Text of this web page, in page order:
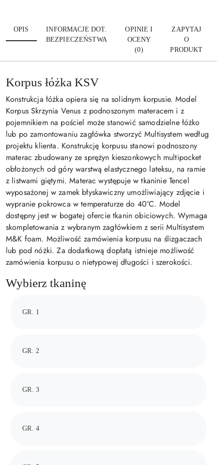
OPIS
INFORMACJE DOT.
BEZPIECZEŃSTWA
OPINIE I
OCENY
(0)
ZAPYTAJ
O
PRODUKT
Korpus łóżka KSV
Konstrukcja łóżka opiera się na solidnym korpusie. Model
Korpus Skrzynia Venus z podnoszonym materacem i z
pojemnikiem na pościel może stanowić samodzielne łóżko
lub po zamontowaniu zagłówka stworzyć Multisystem według
projektu klienta. Konstrukcję korpusu stanowi podnoszony
materac zbudowany ze sprężyn kieszonkowych multipocket
obłożonych od góry warstwą elastycznego lateksu, na ramie
z listwami giętymi. Materac występuje w tkaninie Tencel
wyposażonej w zamek błyskawiczny umożliwiający zdjęcie i
wypranie pokrowca w temperaturze do 40°C. Model
dostępny jest w bogatej ofercie tkanin obiciowych. Wymaga
skompletowania z wybranym zagłówkiem z serii Multisystem
M&K foam. Możliwość zamówienia korpusu na ślizgaczach
lub pod nóżki. Za dodatkową dopłatą istnieje możliwość
zamówienia korpusu o nietypowej długości i szerokości.
Wybierz tkaninę
GR. 1
GR. 2
GR. 3
GR. 4